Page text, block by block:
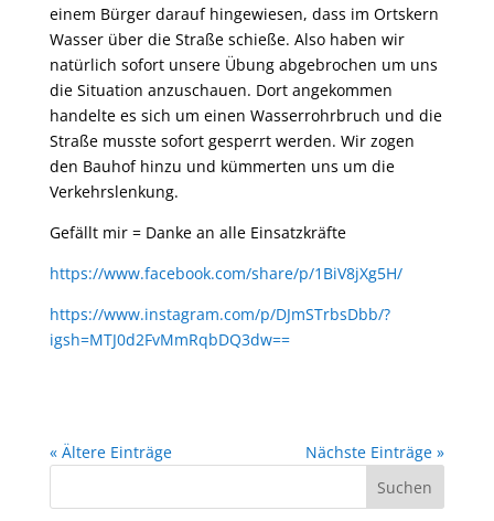
einem Bürger darauf hingewiesen, dass im Ortskern
Wasser über die Straße schieße. Also haben wir
natürlich sofort unsere Übung abgebrochen um uns
die Situation anzuschauen. Dort angekommen
handelte es sich um einen Wasserrohrbruch und die
Straße musste sofort gesperrt werden. Wir zogen
den Bauhof hinzu und kümmerten uns um die
Verkehrslenkung.
Gefällt mir = Danke an alle Einsatzkräfte
https://www.facebook.com/share/p/1BiV8jXg5H/
https://www.instagram.com/p/DJmSTrbsDbb/?
igsh=MTJ0d2FvMmRqbDQ3dw==
« Ältere Einträge Nächste Einträge »